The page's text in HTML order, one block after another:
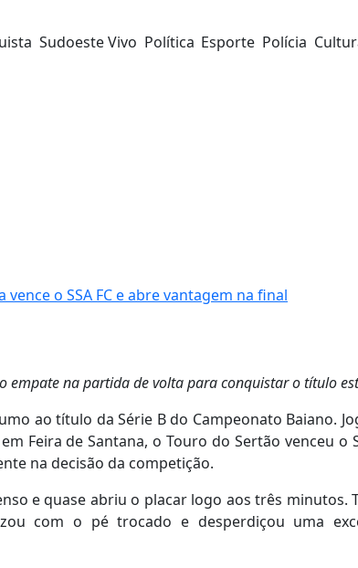
Sudoeste Vivo Política Esporte Polícia
vence o SSA FC e abre vantagem na final
empate na partida de volta para conquistar o título
ao título da Série B do Campeonato Baiano.
Feira de Santana, o Touro do Sertão venceu o
na decisão da competição.
e quase abriu o placar logo aos três minutos.
com o pé trocado e desperdiçou uma